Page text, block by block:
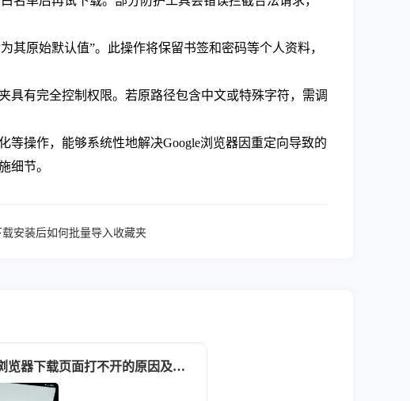
其原始默认值”。此操作将保留书签和密码等个人资料，
有完全控制权限。若原路径包含中文或特殊字符，需调
操作，能够系统性地解决Google浏览器因重定向导致的
细节。
载安装后如何批量导入收藏夹
google浏览器下载页面打不开的原因及解决方案